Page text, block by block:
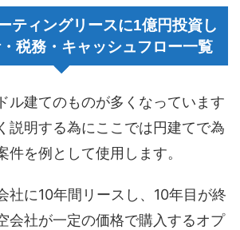
ティングリースに1億円投資し
税務・キャッシュフロー一覧
ル建てのものが多くなっています
説明する為にここでは円建てで為
件を例として使用します。
社に10年間リースし、10年目が終
会社が一定の価格で購入するオプ